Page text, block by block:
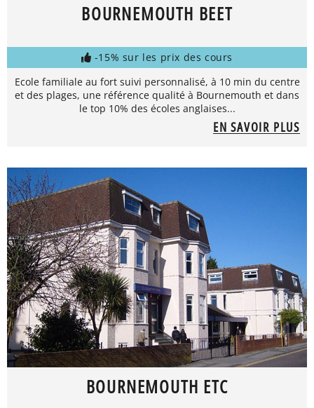
BOURNEMOUTH BEET
-15% sur les prix des cours
Ecole familiale au fort suivi personnalisé, à 10 min du centre
et des plages, une référence qualité à Bournemouth et dans
le top 10% des écoles anglaises...
EN SAVOIR PLUS
BOURNEMOUTH ETC